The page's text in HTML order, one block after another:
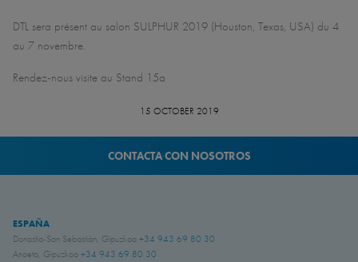
DTL sera présent au salon SULPHUR 2019 (Houston, Texas, USA) du 4
au 7 novembre.
Rendez-nous visite au Stand 15a
15 OCTOBER 2019
CONTACTA CON NOSOTROS
ESPAÑA
Donostia-San Sebastián, Gipuzkoa +34 943 69 80 30
Anoeta, Gipuzkoa +34 943 69 80 30